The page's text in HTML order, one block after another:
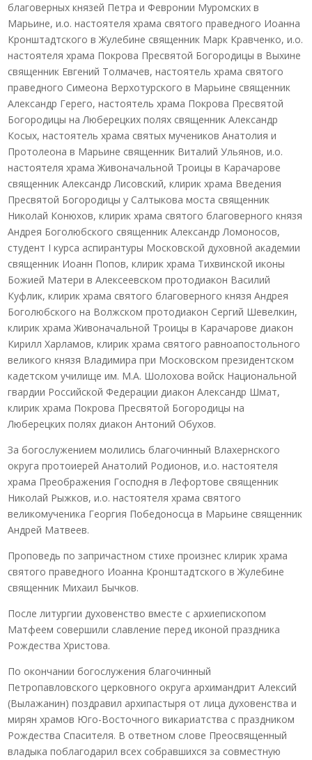
благоверных князей Петра и Февронии Муромских в
Марьине, и.о. настоятеля храма святого праведного Иоанна
Кронштадтского в Жулебине священник Марк Кравченко, и.о.
настоятеля храма Покрова Пресвятой Богородицы в Выхине
священник Евгений Толмачев, настоятель храма святого
праведного Симеона Верхотурского в Марьине священник
Александр Герего, настоятель храма Покрова Пресвятой
Богородицы на Люберецких полях священник Александр
Косых, настоятель храма святых мучеников Анатолия и
Протолеона в Марьине священник Виталий Ульянов, и.о.
настоятеля храма Живоначальной Троицы в Карачарове
священник Александр Лисовский, клирик храма Введения
Пресвятой Богородицы у Салтыкова моста священник
Николай Конюхов, клирик храма святого благоверного князя
Андрея Боголюбского священник Александр Ломоносов,
студент I курса аспирантуры Московской духовной академии
священник Иоанн Попов, клирик храма Тихвинской иконы
Божией Матери в Алексеевском протодиакон Василий
Куфлик, клирик храма святого благоверного князя Андрея
Боголюбского на Волжском протодиакон Сергий Шевелкин,
клирик храма Живоначальной Троицы в Карачарове диакон
Кирилл Харламов, клирик храма святого равноапостольного
великого князя Владимира при Московском президентском
кадетском училище им. М.А. Шолохова войск Национальной
гвардии Российской Федерации диакон Александр Шмат,
клирик храма Покрова Пресвятой Богородицы на
Люберецких полях диакон Антоний Обухов.
За богослужением молились благочинный Влахернского
округа протоиерей Анатолий Родионов, и.о. настоятеля
храма Преображения Господня в Лефортове священник
Николай Рыжков, и.о. настоятеля храма святого
великомученика Георгия Победоносца в Марьине священник
Андрей Матвеев.
Проповедь по запричастном стихе произнес клирик храма
святого праведного Иоанна Кронштадтского в Жулебине
священник Михаил Бычков.
После литургии духовенство вместе с архиепископом
Матфеем совершили славление перед иконой праздника
Рождества Христова.
По окончании богослужения благочинный
Петропавловского церковного округа архимандрит Алексий
(Вылажанин) поздравил архипастыря от лица духовенства и
мирян храмов Юго-Восточного викариатства с праздником
Рождества Спасителя. В ответном слове Преосвященный
владыка поблагодарил всех собравшихся за совместную